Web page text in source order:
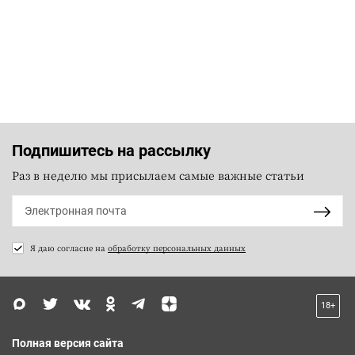
Подпишитесь на рассылку
Раз в неделю мы присылаем самые важные статьи
Я даю согласие на обработку персональных данных
18+
Полная версия сайта